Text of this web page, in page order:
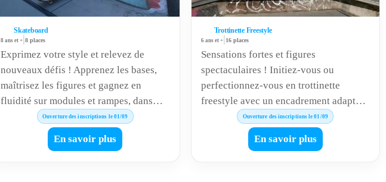
Skateboard
8 ans et + 8 places
Exprimez votre style et relevez de
nouveaux défis ! Apprenez les bases,
maîtrisez les figures et gagnez en
fluidité sur modules et rampes, dans
une ambiance motivante et encadrée.
Créativité, équilibre et progression
Ouverture des inscriptions le 01/09
En savoir plus
Trottinette Freestyle
6 ans et +| 16 places
Sensations fortes et figures
spectaculaires ! Initiez-vous ou
perfectionnez-vous en trottinette
freestyle avec un encadrement adapté à
votre niveau. Un sport fun, technique et
accessible pour repousser vos limites
en toute sécurité.
Ouverture des inscriptions le 01/09
En savoir plus